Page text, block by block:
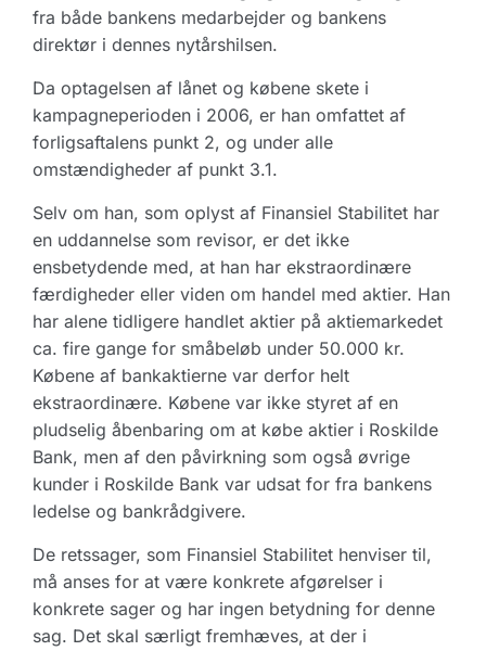
fra både bankens medarbejder og bankens
direktør i dennes nytårshilsen.
Da optagelsen af lånet og købene skete i
kampagneperioden i 2006, er han omfattet af
forligsaftalens punkt 2, og under alle
omstændigheder af punkt 3.1.
Selv om han, som oplyst af Finansiel Stabilitet har
en uddannelse som revisor, er det ikke
ensbetydende med, at han har ekstraordinære
færdigheder eller viden om handel med aktier. Han
har alene tidligere handlet aktier på aktiemarkedet
ca. fire gange for småbeløb under 50.000 kr.
Købene af bankaktierne var derfor helt
ekstraordinære. Købene var ikke styret af en
pludselig åbenbaring om at købe aktier i Roskilde
Bank, men af den påvirkning som også øvrige
kunder i Roskilde Bank var udsat for fra bankens
ledelse og bankrådgivere.
De retssager, som Finansiel Stabilitet henviser til,
må anses for at være konkrete afgørelser i
konkrete sager og har ingen betydning for denne
sag. Det skal særligt fremhæves, at der i